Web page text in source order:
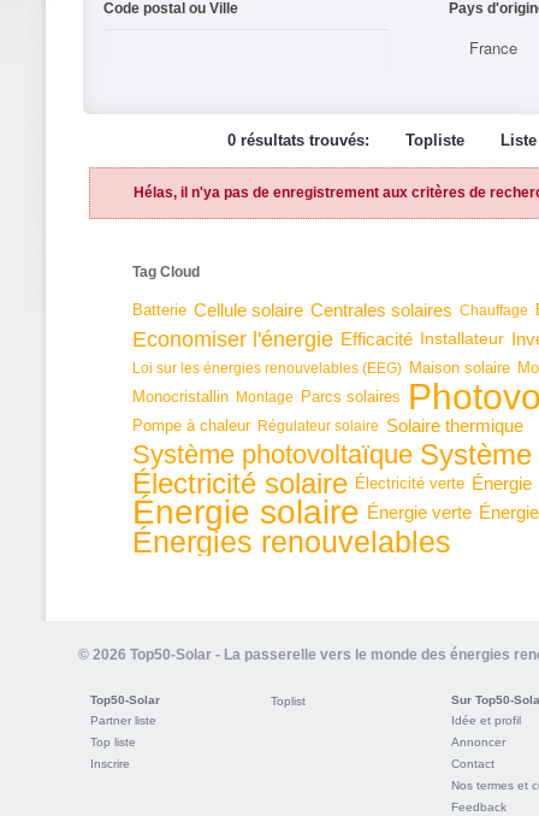
Code postal ou Ville Pays
0 résultats trouvés: Topliste
Hélas, il n'ya pas de enregistrement aux critères de
Tag Cloud
Batterie Cellule solaire Centrales solaires Chauffage
Economiser l'énergie Efficacité Installateur
Loi sur les énergies renouvelables (EEG) Maison solaire
Monocristallin Montage Parcs solaires
Pompe à chaleur Régulateur solaire Solaire thermique
Système photovoltaïque
Électricité solaire Électricité verte Énergie
Énergie solaire Énergie verte
Énergies renouvelables
© 2026 Top50-Solar - La passerelle vers le monde des énergies
Top50-Solar
Partner liste
Top liste
Inscrire
Toplist
Sur Top50-
Idée et profil
Annoncer
Contact
Nos termes et
Feedback